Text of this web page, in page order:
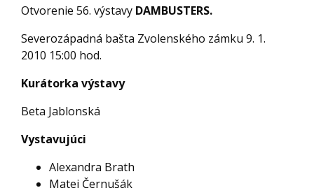
Otvorenie 56. výstavy DAMBUSTERS.
Severozápadná bašta Zvolenského zámku 9. 1.
2010 15:00 hod.
Kurátorka výstavy
Beta Jablonská
Vystavujúci
Alexandra Brath
Matej Černušák